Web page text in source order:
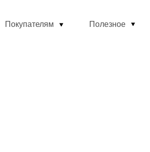
Полезное
Покупателям